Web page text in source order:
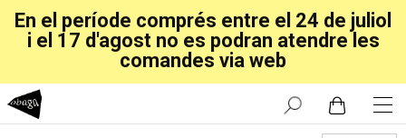
En el període comprés entre el 24 de juliol
i el 17 d'agost no es podran atendre les
comandes via web